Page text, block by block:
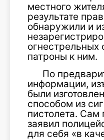
местного
результате
обнаружили и
патроны к ним.
По
информации,
были
способом из
пистолета.
заявил
для себя «в